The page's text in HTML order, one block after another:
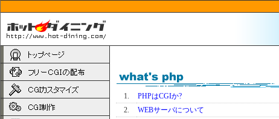
1. PHPはCGIか?
2.
WEBサーバについて